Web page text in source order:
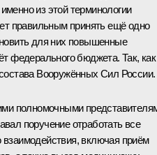
из этой терминологии
правильным принять ещё одно
для них повышенные
федерального бюджета. Так, как
Вооружённых Сил России.
полномочными
поручение отработать все
взаимодействия, включая приём